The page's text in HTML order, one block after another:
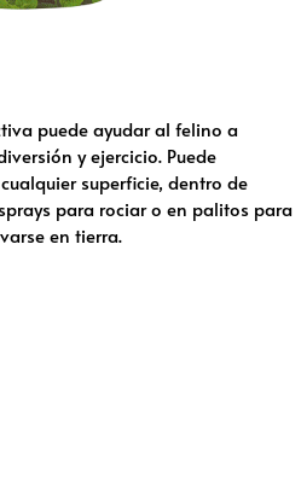
puede ayudar al felino a
y ejercicio. Puede
superficie, dentro de
para rociar o en palitos para
en tierra.